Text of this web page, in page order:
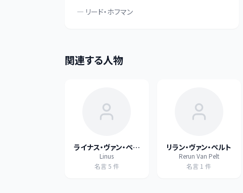
— リード・ホフマン
関連する人物
ライナス・ヴァン・ペル
ト
Linus
名言 5 件
リラン・ヴァン・ペルト
Rerun Van Pelt
名言 1 件